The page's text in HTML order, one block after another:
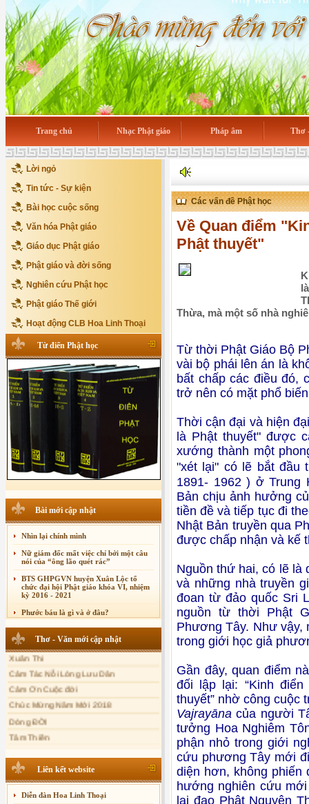
Trang chủ Nhạc Phật giáo Pháp âm Thơ
Lời ngỏ
Tin tức - Sự kiện
Bài học cuộc sống
Văn hóa Phật giáo
Giáo dục Phật giáo
Phật giáo và đời sống
Nghiên cứu Phật học
Phật giáo Thế giới
Hoạt động CLB Hoa Linh Thoại
Từ điển Phật học
Bài mới cập nhật
Nhìn lại chính mình
Nữ giám đốc mất việc chỉ bởi một câu
nói của “ông lão quét rác”
BTS GHPGVN huyện Xuân Lộc tổ
chức đại hội Phật giáo khóa VI, nhiệm
kỳ 2016 - 2021
Phước báu là gì và ở đâu?
Sự thương-ghét của con người
Cải đạo: Nguyên nhân & giải pháp
Nỗi lòng của các bệnh nhân nghèo
An Giang: Tịnh thất Quy Nguyên
phát quà từ thiện tại xã Cư Yang
Tịnh xá Ngọc Đăng khai giảng Thiền
dành cho Người bận rộn
Thơ - Văn mới cập nhật
Xuân Thi
Cảm Tác Nỗi Lòng Lưu Dân
Cảm Ơn Cuộc đời
Chúc Mừng Năm Mới 2018
Dòng ĐỜI
Tâm Thiền
Kính mừng Phật Đản
Anh không chết đâu em
Kiếp này
Liên kết website
Diễn đàn Hoa Linh Thoại
Các vấn đề Phật học
Về Quan điểm
Phật thuyết"
Thừa, mà một số nhà
Từ thời Phật Giáo Bộ
vài bộ phái lên án là
bất chấp các điều đó,
trở nên có mặt phổ
Thời cận đại và hiện
là Phật thuyết" được
xướng thành một
"xét lại" có lẽ bắt đầu
1891- 1962 ) ở Trung
Bản chịu ảnh hưởng
tiền đề và tiếp tục đi
Nhật Bản truyền qua
được chấp nhận và kế
Nguồn thứ hai, có lẽ là
và những nhà truyền
đoan từ đảo quốc Sri
nguồn từ thời Phật
Phương Tây. Như vậy,
trong giới học giả
Gần đây, quan điểm
đối lập lại: “Kinh
thuyết” nhờ công cuộc
Vajrayāna của người
tưởng Hoa Nghiêm
phận nhỏ trong giới
cứu phương Tây mới
diện hơn, không
hướng nghiên cứu
lại đạo Phật Nguyên